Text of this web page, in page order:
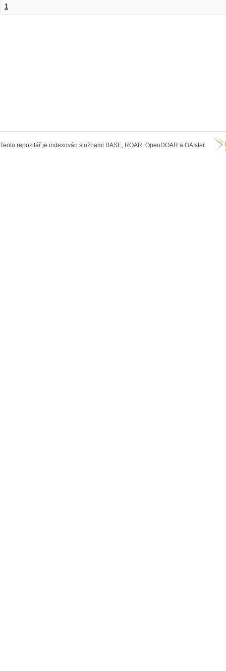
1
Tento repozitář je indexován službami BASE, ROAR, OpenDOAR a OAIster.